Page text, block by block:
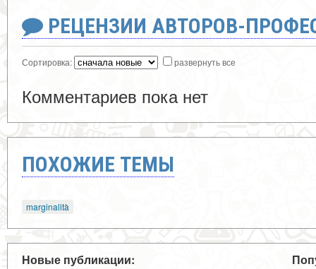
РЕЦЕНЗИИ АВТОРОВ-
Сортировка: развернуть все
Комментариев пока нет
ПОХОЖИЕ ТЕМЫ
marginalità
Новые публикации: